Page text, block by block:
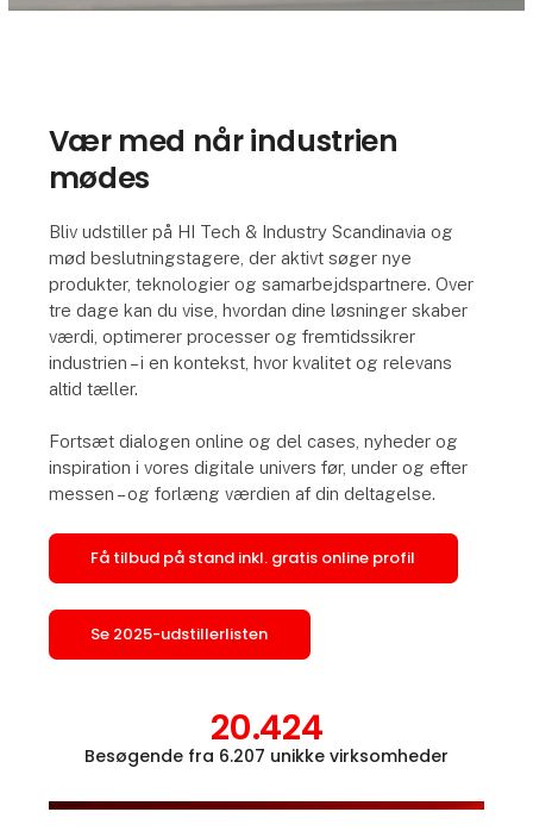
Vær med når industrien
mødes
Bliv udstiller på HI Tech & Industry Scandinavia og
mød beslutningstagere, der aktivt søger nye
produkter, teknologier og samarbejdspartnere. Over
tre dage kan du vise, hvordan dine løsninger skaber
værdi, optimerer processer og fremtidssikrer
industrien – i en kontekst, hvor kvalitet og relevans
altid tæller.
Fortsæt dialogen online og del cases, nyheder og
inspiration i vores digitale univers før, under og efter
messen – og forlæng værdien af din deltagelse.
Få tilbud på stand inkl. gratis online profil
Se 2025-udstillerlisten
20.424
Besøgende fra 6.207 unikke virksomheder